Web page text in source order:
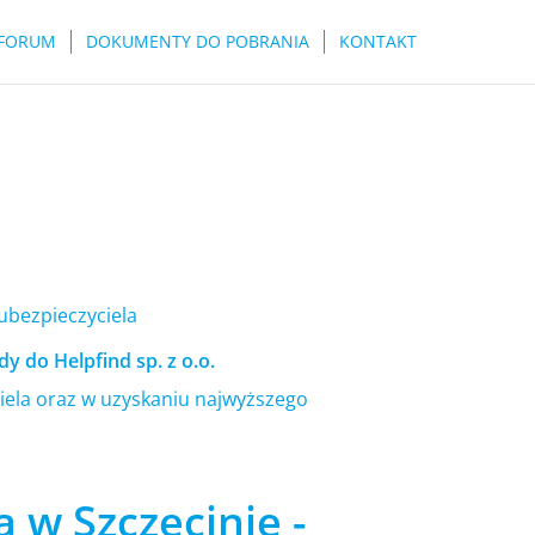
DOKUMENTY DO POBRANIA KONTAKT
do Helpfind sp. z o.o.
oraz w uzyskaniu najwyższego
w Szczecinie -